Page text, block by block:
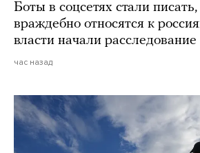
Боты в соцсетях стали
враждебно относятся к
власти начали расследование
час назад